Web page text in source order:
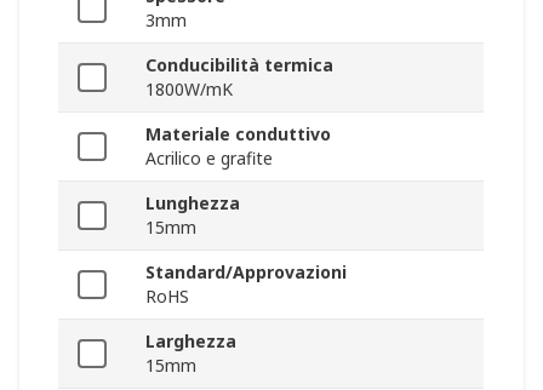
3mm
Conducibilità termica
1800W/mK
Materiale conduttivo
Acrilico e grafite
Lunghezza
15mm
Standard/Approvazioni
RoHS
Larghezza
15mm